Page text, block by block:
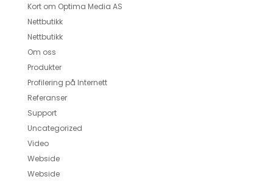
Kort om Optima Media AS
Nettbutikk
Nettbutikk
Om oss
Produkter
Profilering på Internett
Referanser
Support
Uncategorized
Video
Webside
Webside